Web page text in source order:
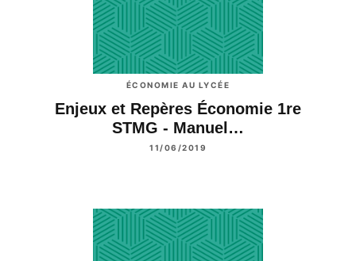
ÉCONOMIE AU LYCÉE
Enjeux et Repères Économie 1re
STMG - Manuel…
11/06/2019